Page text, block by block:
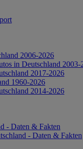
2006-2026
in Deutschland 2003-
2017-2026
1960-2026
2014-2026
- Daten & Fakten
- Daten & Fakten